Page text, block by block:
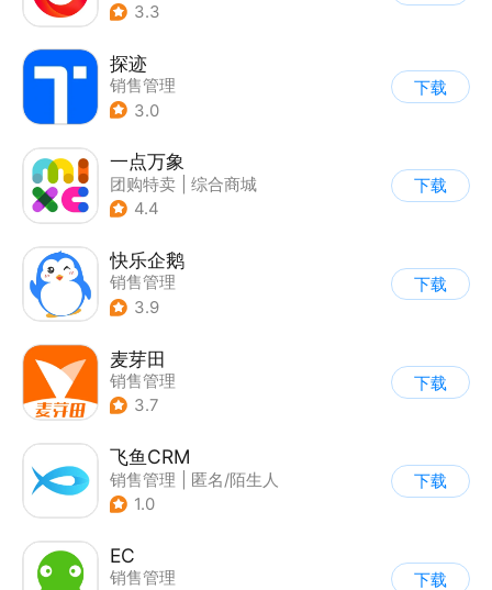
3.3
探迹
销售管理
3.0
下载
一点万象
团购特卖
综合商城
4.4
下载
快乐企鹅
销售管理
3.9
下载
麦芽田
销售管理
3.7
下载
飞鱼CRM
销售管理
匿名/陌生人
1.0
下载
EC
销售管理
下载